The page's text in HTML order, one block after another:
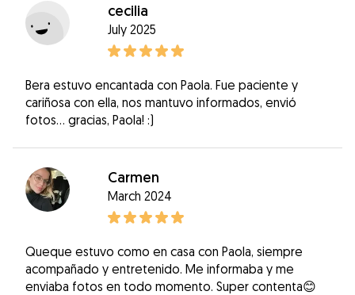
cecilia
July 2025
Bera estuvo encantada con Paola. Fue paciente y
cariñosa con ella, nos mantuvo informados, envió
fotos… gracias, Paola! :)
Carmen
March 2024
Queque estuvo como en casa con Paola, siempre
acompañado y entretenido. Me informaba y me
enviaba fotos en todo momento. Super contenta😊